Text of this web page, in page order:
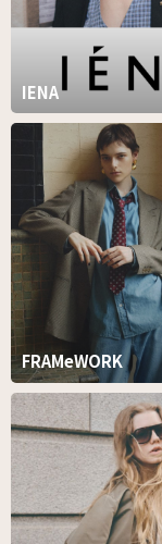
IENA
FRAMeWORK